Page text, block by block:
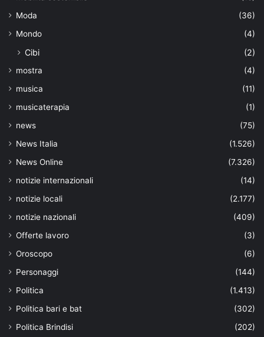
Moda
(36)
Mondo
(4)
Cibi (2)
mostra
(4)
musica
(11)
musicaterapia
(1)
news
(75)
News Italia
(1.526)
News Online
(7.326)
notizie internazionali
(14)
notizie locali
(2.177)
notizie nazionali
(409)
Offerte lavoro
(3)
Oroscopo
(6)
Personaggi
(144)
Politica
(1.413)
Politica bari e bat
(302)
Politica Brindisi
(202)